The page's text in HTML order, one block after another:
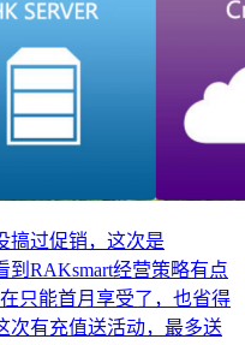
搞过促销，这次是
到RAKsmart经营策略有点
只能首月享受了，也省得
次有充值送活动，最多送